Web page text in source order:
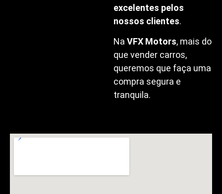
excelentes pelos
nossos clientes.
NaVFX Motors, mais do
que vender carros,
queremos que faça uma
compra segura e
tranquila.